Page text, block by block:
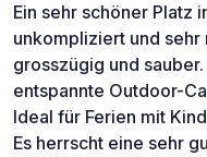
Ein sehr schöner Platz
unkompliziert und sehr
grosszügig und
entspannte Outdoor-
Ideal für Ferien mit
Es herrscht eine sehr